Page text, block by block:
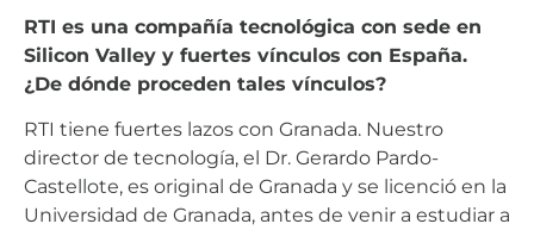
RTI es una compañía tecnológica con sede en
Silicon Valley y fuertes vínculos con España.
¿De dónde proceden tales vínculos?
RTI tiene fuertes lazos con Granada. Nuestro
director de tecnología, el Dr. Gerardo Pardo-
Castellote, es original de Granada y se licenció en la
Universidad de Granada, antes de venir a estudiar a